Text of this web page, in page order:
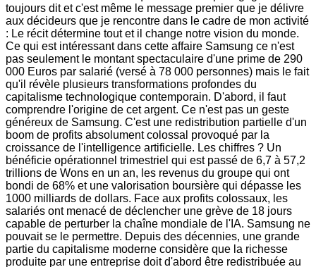
toujours dit et c'est même le message premier que je délivre
aux décideurs que je rencontre dans le cadre de mon activité
: Le récit détermine tout et il change notre vision du monde.
Ce qui est intéressant dans cette affaire Samsung ce n'est
pas seulement le montant spectaculaire d'une prime de 290
000 Euros par salarié (versé à 78 000 personnes) mais le fait
qu'il révèle plusieurs transformations profondes du
capitalisme technologique contemporain. D'abord, il faut
comprendre l'origine de cet argent. Ce n'est pas un geste
généreux de Samsung. C'est une redistribution partielle d'un
boom de profits absolument colossal provoqué par la
croissance de l'intelligence artificielle. Les chiffres ? Un
bénéficie opérationnel trimestriel qui est passé de 6,7 à 57,2
trillions de Wons en un an, les revenus du groupe qui ont
bondi de 68% et une valorisation boursière qui dépasse les
1000 milliards de dollars. Face aux profits colossaux, les
salariés ont menacé de déclencher une grève de 18 jours
capable de perturber la chaîne mondiale de l'IA. Samsung ne
pouvait se le permettre. Depuis des décennies, une grande
partie du capitalisme moderne considère que la richesse
produite par une entreprise doit d'abord être redistribuée au